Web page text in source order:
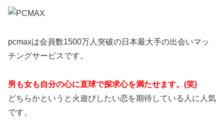
pcmaxは会員数1500万人突破の日本最大手の出会いマッ
チングサービスです。
男も女も自分の心に直球で探求心を満たせます。(笑)
どちらかというと火遊びしたい恋を期待している人に人気
です。